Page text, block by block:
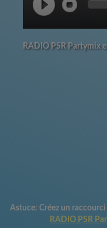
RADIO PSR Partymix
Astuce: Créez un
RADIO PSR